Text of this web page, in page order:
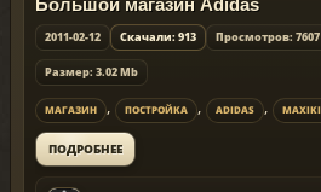
Большой магазин Adidas
2011-02-12 Скачали: 913 Просмотров: 7607
Размер: 3.02 Mb
МАГАЗИН , ПОСТРОЙКА , ADIDAS ,
ПОДРОБНЕЕ